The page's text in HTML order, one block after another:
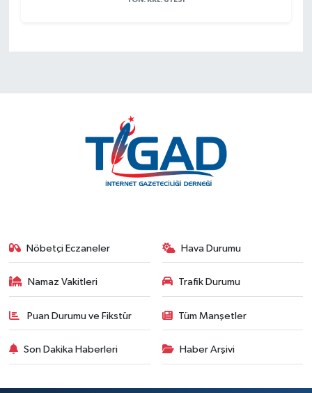
Nöbetçi Eczaneler Hava Durumu
Namaz Vakitleri Trafik Durumu
Puan Durumu ve Fikstür Tüm Manşetler
Son Dakika Haberleri Haber Arşivi